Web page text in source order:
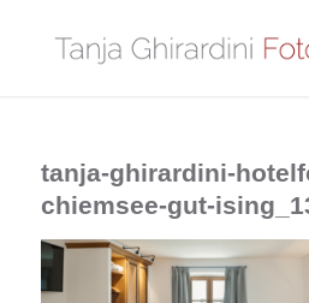
tanja-ghirardini-
chiemsee-gut-